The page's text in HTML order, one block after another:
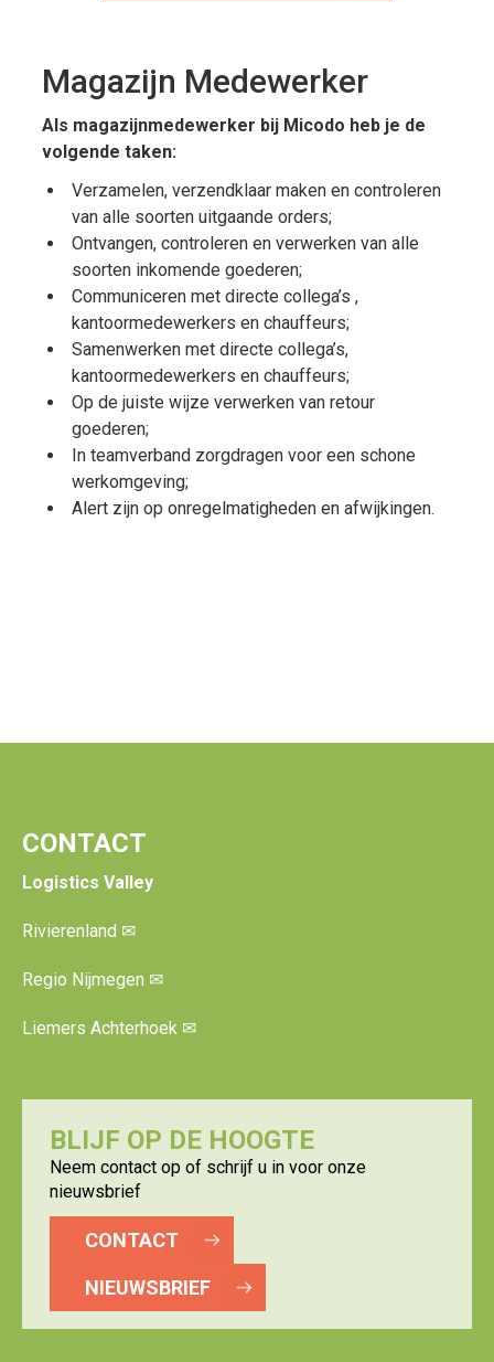
Magazijn Medewerker
Als magazijnmedewerker bij Micodo heb je de
volgende taken:
Verzamelen, verzendklaar maken en controleren
van alle soorten uitgaande orders;
Ontvangen, controleren en verwerken van alle
soorten inkomende goederen;
Communiceren met directe collega’s ,
kantoormedewerkers en chauffeurs;
Samenwerken met directe collega’s,
kantoormedewerkers en chauffeurs;
Op de juiste wijze verwerken van retour
goederen;
In teamverband zorgdragen voor een schone
werkomgeving;
Alert zijn op onregelmatigheden en afwijkingen.
CONTACT
Logistics Valley
Rivierenland ✉
Regio Nijmegen ✉
Liemers Achterhoek ✉
BLIJF OP DE HOOGTE
Neem contact op of schrijf u in voor onze
nieuwsbrief
CONTACT
NIEUWSBRIEF